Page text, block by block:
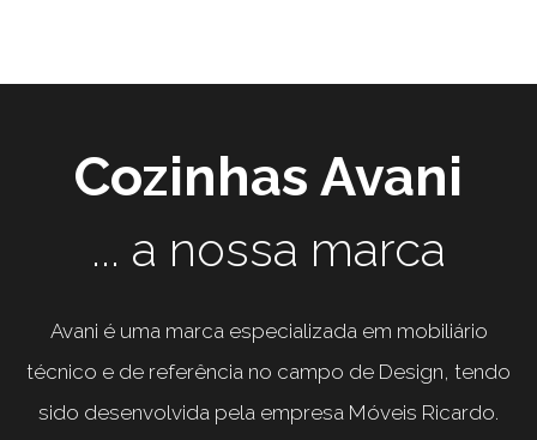
Cozinhas Avani
... a nossa marca
Avani é uma marca especializada em mobiliário
técnico e de referência no campo de Design, tendo
sido desenvolvida pela empresa Móveis Ricardo.